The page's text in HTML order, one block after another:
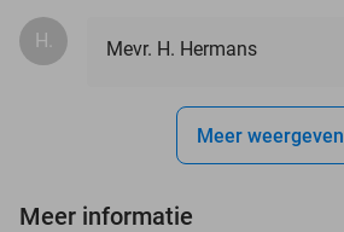
H. Mevr. H. Hermans
Meer weergeven
Meer informatie